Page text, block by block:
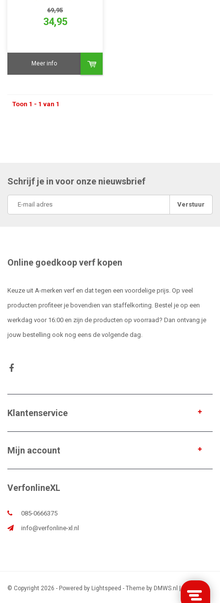
69,95
34,95
Meer info
Toon 1 - 1 van 1
Schrijf je in voor onze nieuwsbrief
Verstuur
Online goedkoop verf kopen
Keuze uit A-merken verf en dat tegen een voordelige prijs. Op veel
producten profiteer je bovendien van staffelkorting. Bestel je op een
werkdag voor 16:00 en zijn de producten op voorraad? Dan ontvang je
jouw bestelling ook nog eens de volgende dag.
Klantenservice
Mijn account
VerfonlineXL
085-0666375
info@verfonline-xl.nl
© Copyright 2026 - Powered by Lightspeed - Theme by DMWS.nl |Sitemap